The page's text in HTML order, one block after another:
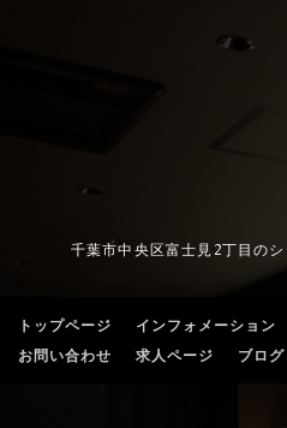
千葉市中央区富士見2丁目の
トップページ インフォメーション
お問い合わせ
求人ページ ブログ